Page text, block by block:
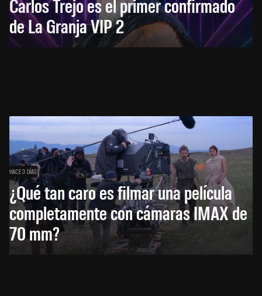
Carlos Trejo es el primer confirmado
de La Granja VIP 2
HACE 3 DÍAS
¿Qué tan caro es filmar una película
completamente con cámaras IMAX de
70 mm?